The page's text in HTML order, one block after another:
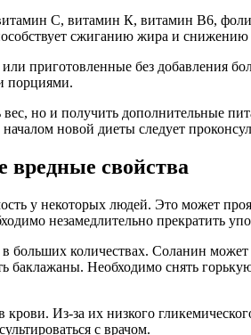
С, витамин К, витамин В6,
сжиганию жира и снижению
приготовленные без добавления
порциями.
но и получить дополнительные
новой диеты следует
свойства
у некоторых людей. Это может
незамедлительно прекратить
количествах. Соланин
баклажаны. Необходимо снять
Из-за их низкого
с врачом.